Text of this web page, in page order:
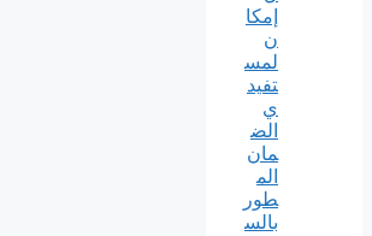
إمكا
ن
لمس
تفيد
ي
الض
مان
الم
طور
بالس